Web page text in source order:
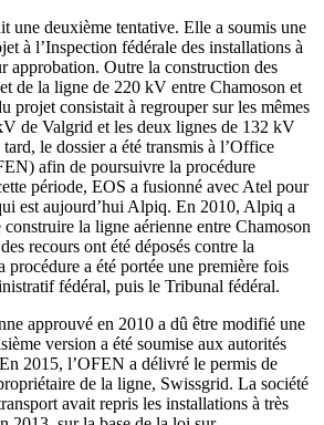
une deuxième tentative. Elle a soumis une
à l’Inspection fédérale des installations à
approbation. Outre la construction des
de la ligne de 220 kV entre Chamoson et
projet consistait à regrouper sur les mêmes
de Valgrid et les deux lignes de 132 kV
le dossier a été transmis à l’Office
afin de poursuivre la procédure
période, EOS a fusionné avec Atel pour
est aujourd’hui Alpiq. En 2010, Alpiq a
la ligne aérienne entre Chamoson
recours ont été déposés contre la
a été portée une première fois
fédéral, puis le Tribunal fédéral.
approuvé en 2010 a dû être modifié une
version a été soumise aux autorités
2015, l’OFEN a délivré le permis de
de la ligne, Swissgrid. La société
avait repris les installations à très